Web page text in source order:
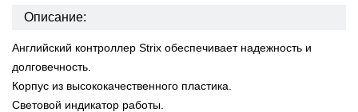
Описание:
Английский контроллер Strix обеспечивает надежность и
долговечность.
Корпус из высококачественного пластика.
Световой индикатор работы.